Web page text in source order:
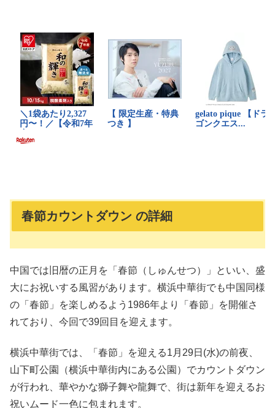
春節カウントダウン の詳細
中国では旧暦の正月を「春節（しゅんせつ）」といい、盛
大にお祝いする風習があります。横浜中華街でも中国同様
の「春節」を楽しめるよう1986年より「春節」を開催さ
れており、今回で39回目を迎えます。
横浜中華街では、「春節」を迎える1月29日(水)の前夜、
山下町公園（横浜中華街内にある公園）でカウントダウン
が行われ、華やかな獅子舞や龍舞で、街は新年を迎えるお
祝いムード一色に包まれます。